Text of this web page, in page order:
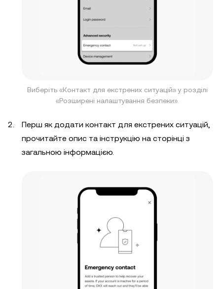
Виберіть «Контакт для екстрених ситуацій» у розділі
«Розширені налаштування безпеки».
Перш як додати контакт для екстрених ситуацій,
прочитайте опис та інструкцію на сторінці з
загальною інформацією.